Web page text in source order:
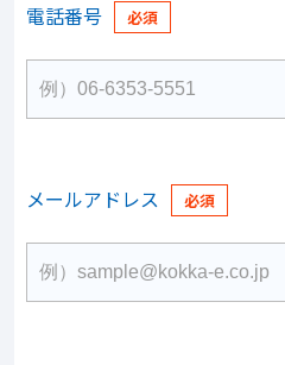
電話番号
メールアドレス